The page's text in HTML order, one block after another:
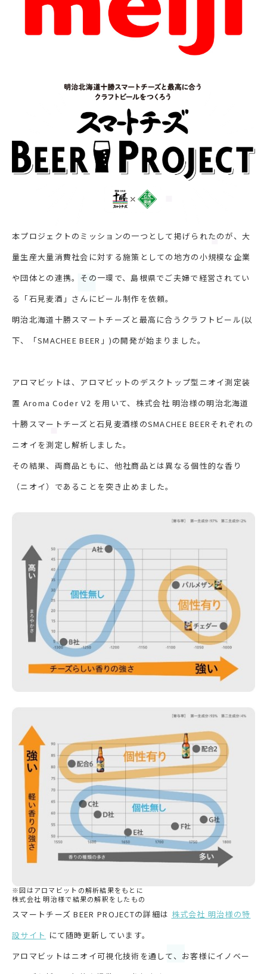
本プロジェクトのミッションの一つとして掲げられたのが、大
量生産大量消費社会に対する施策としての地方の小規模な企業
や団体との連携。その一環で、島根県でご夫婦で経営されてい
る「石見麦酒」さんにビール制作を依頼。
明治北海道十勝スマートチーズと最高に合うクラフトビール(以
下、「SMACHEE BEER」)の開発が始まりました。
アロマビットは、アロマビットのデスクトップ型ニオイ測定装
置 Aroma Coder V2 を用いて、株式会社 明治様の明治北海道
十勝スマートチーズと石見麦酒様のSMACHEE BEERそれぞれの
ニオイを測定し解析しました。
その結果、両商品ともに、他社商品とは異なる個性的な香り
（ニオイ）であることを突き止めました。
※図はアロマビットの解析結果をもとに
株式会社 明治様で結果の解釈をしたもの
スマートチーズ BEER PROJECTの詳細は 株式会社 明治様の特
設サイト にて随時更新しています。
アロマビットはニオイ可視化技術を通して、お客様にイノベー